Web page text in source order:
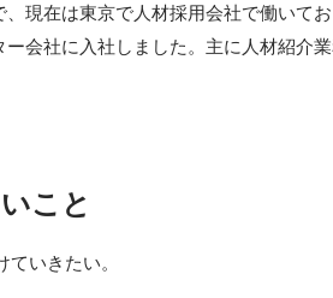
現在は東京で人材採用会社で働いて
会社に入社しました。主に人材紹介
こと
いきたい。